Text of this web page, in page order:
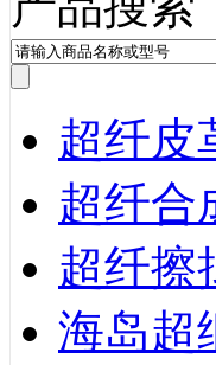
超纤皮
超纤合
超纤擦
海岛超